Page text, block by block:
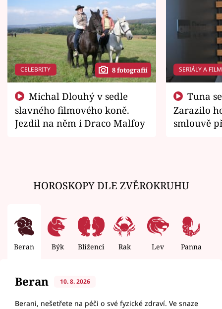
CELEBRITY 8 fotografií
slavného filmového koně.
Jezdil na něm i Draco Malfoy
SERIÁLY A
Zarazilo
smlouvě
HOROSKOPY DLE ZVĚROKRUHU
Beran Býk Blíženci Rak Lev Panna
Beran 10. 8. 2026
Berani, nešetřete na péči o své fyzické zdraví. Ve snaze